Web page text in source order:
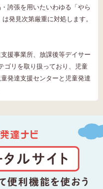
誇張を用いたいわゆる「やら
発見次第厳重に対処します。
援事業所、放課後等デイサー
ゴリを取り扱っており、児童
発達支援センターと児童発達